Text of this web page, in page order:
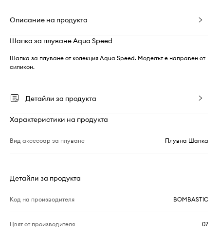
Описание на продукта
Шапка за плуване Aqua Speed
Шапка за плуване от колекция Aqua Speed. Моделът е направен от
силикон.
Детайли за продукта
Характеристики на продукта
Вид аксесоар за плуване Плувна Шапка
Детайли за продукта
Код на производителя BOMBASTIC
Цвят от производителя 07